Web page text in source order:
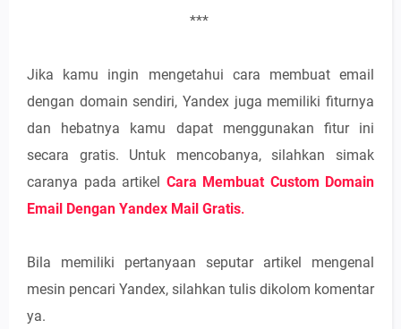
***
Jika kamu ingin mengetahui cara membuat email
dengan domain sendiri, Yandex juga memiliki fiturnya
dan hebatnya kamu dapat menggunakan fitur ini
secara gratis. Untuk mencobanya, silahkan simak
caranya pada artikel Cara Membuat Custom Domain
Email Dengan Yandex Mail Gratis.
Bila memiliki pertanyaan seputar artikel mengenal
mesin pencari Yandex, silahkan tulis dikolom komentar
ya.